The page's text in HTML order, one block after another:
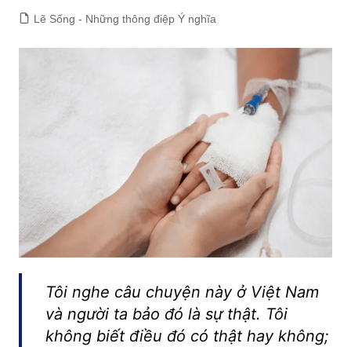
Lẽ Sống - Những thông điệp Ý nghĩa
Tôi nghe câu chuyện này ở Việt Nam
và người ta bảo đó là sự thật. Tôi
không biết điều đó có thật hay không;